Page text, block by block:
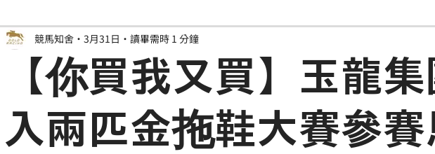
Bobby 超仔 Tony 鹿
【你買我又買】玉龍
入兩匹金拖鞋大賽參賽
競馬知舍 3月31日 讀畢需時 1 分鐘